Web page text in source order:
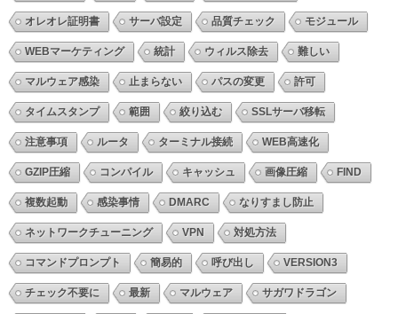
オレオレ証明書 サーバ設定 品質チェック モジュール
WEBマーケティング 統計 ウィルス除去 難しい
マルウェア感染 止まらない パスの変更 許可
タイムスタンプ 範囲 絞り込む SSLサーバ移転
注意事項 ルータ ターミナル接続 WEB高速化
GZIP圧縮 コンパイル キャッシュ 画像圧縮 FIND
複数起動 感染事情 DMARC なりすまし防止
ネットワークチューニング VPN 対処方法
コマンドプロンプト 簡易的 呼び出し VERSION3
チェック不要に 最新 マルウェア サガワドラゴン